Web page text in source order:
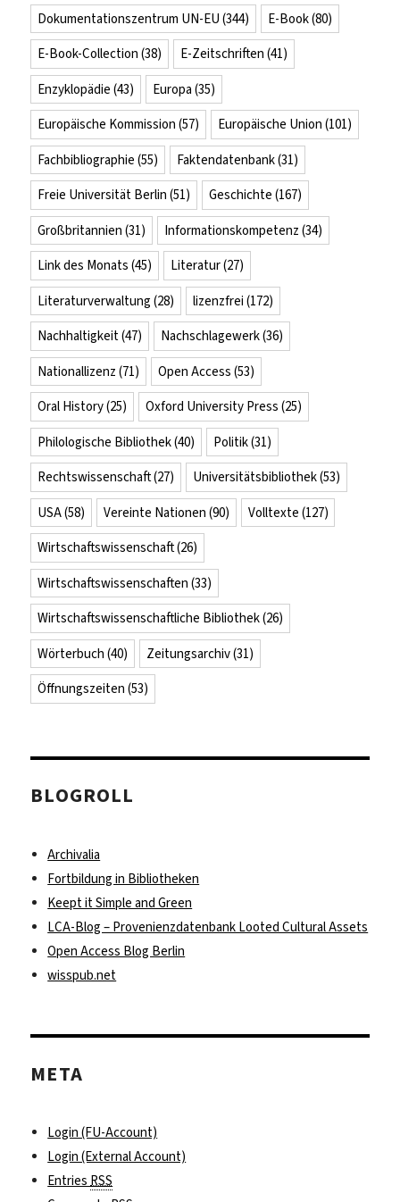
Dokumentationszentrum UN-EU (344) E-Book(80)
E-Book-Collection (38) E-Zeitschriften (41)
Enzyklopädie (43) Europa (35)
Europäische Kommission (57) Europäische Union (101)
Fachbibliographie (55) Faktendatenbank(31)
Freie Universität Berlin (51) Geschichte (167)
Großbritannien (31) Informationskompetenz (34)
Link des Monats (45) Literatur(27)
Literaturverwaltung (28) lizenzfrei (172)
Nachhaltigkeit(47) Nachschlagewerk(36)
Nationallizenz (71) Open Access (53)
Oral History(25) Oxford University Press (25)
Philologische Bibliothek(40) Politik(31)
Rechtswissenschaft(27) Universitätsbibliothek(53)
USA(58) Vereinte Nationen (90) Volltexte (127)
Wirtschaftswissenschaft(26)
Wirtschaftswissenschaften (33)
Wirtschaftswissenschaftliche Bibliothek(26)
Wörterbuch (40) Zeitungsarchiv(31)
Öffnungszeiten (53)
BLOGROLL
Archivalia
Fortbildung in Bibliotheken
Keept it Simple and Green
LCA-Blog – Provenienzdatenbank Looted Cultural Assets
Open Access Blog Berlin
wisspub.net
META
Login (FU-Account)
Login (External Account)
EntriesRSS